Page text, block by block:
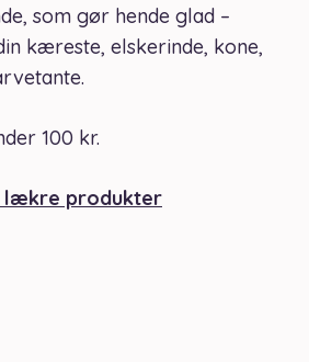
som gør hende glad –
kæreste, elskerinde, kone,
100 kr.
lækre produkter